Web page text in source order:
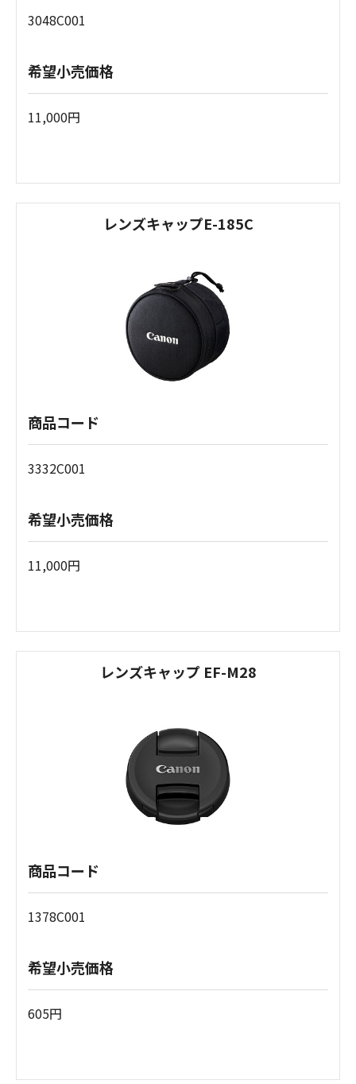
3048C001
希望小売価格
11,000円
レンズキャップE-185C
商品コード
3332C001
希望小売価格
11,000円
レンズキャップ EF-M28
商品コード
1378C001
希望小売価格
605円